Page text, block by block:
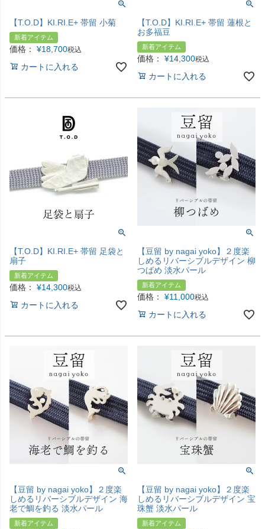
【T.O.D】KI.RI.E+ 帯留 小菊
新着アイテム
価格： ¥18,700税込
カートに入れる
【T.O.D】KI.RI.E+ 帯留 蓮根と
お多福豆
新着アイテム
価格： ¥14,300税込
カートに入れる
【T.O.D】KI.RI.E+ 帯留 足袋と
扇子
新着アイテム
価格： ¥14,300税込
カートに入れる
【豆留 by nagai yoko】２度楽
しめるリバーシブルデザイン 柳
つばめ 淡水パール
新着アイテム
価格： ¥11,000税込
カートに入れる
【豆留 by nagai yoko】２度楽
しめるリバーシブルデザイン 海
老で鯛を釣る 淡水パール
新着アイテム
【豆留 by nagai yoko】２度楽
しめるリバーシブルデザイン 宝
珠蟹 淡水パール
新着アイテム